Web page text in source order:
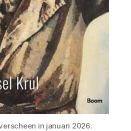
in januari 2026.